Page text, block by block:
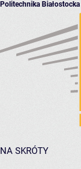
Politechnika Białostocka
NA SKRÓTY